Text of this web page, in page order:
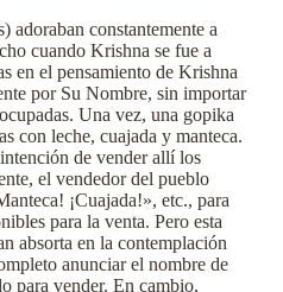
adoraban constantemente a
cuando Krishna se fue a
en el pensamiento de Krishna
por Su Nombre, sin importar
Una vez, una gopika
con leche, cuajada y manteca.
de vender allí los
el vendedor del pueblo
¡Cuajada!», etc., para
para la venta. Pero esta
absorta en la contemplación
anunciar el nombre de
para vender. En cambio,